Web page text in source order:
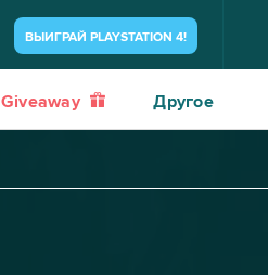
ВЫИГРАЙ PLAYSTATION 4!
Giveaway Другое